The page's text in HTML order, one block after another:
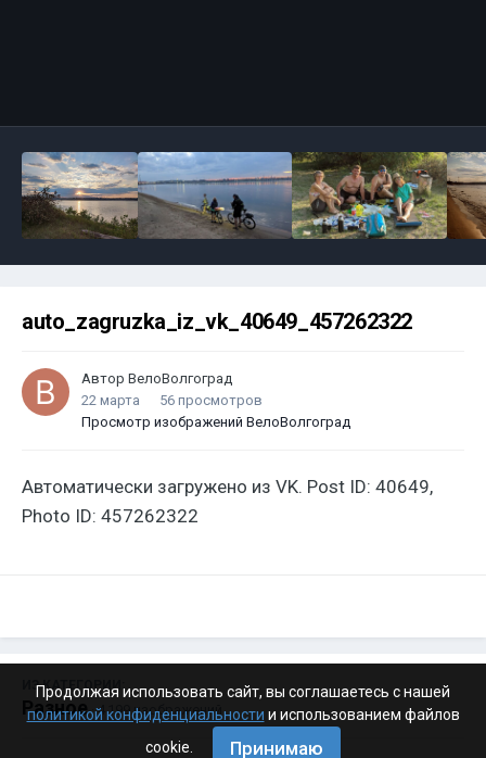
auto_zagruzka_iz_vk_40649_457262322
Автор ВелоВолгоград
22 марта
56 просмотров
Просмотр изображений ВелоВолгоград
Автоматически загружено из VK. Post ID: 40649,
Photo ID: 457262322
ИЗ КАТЕГОРИИ:
Разное · 4 199 изображений
Продолжая использовать сайт, вы соглашаетесь с нашей
политикой конфиденциальности и использованием файлов
cookie.
Принимаю